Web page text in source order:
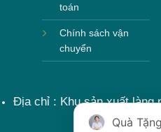
toán
Chính sách vận
chuyển
Địa chỉ : Khu sản xuất làng
Nội,
Quà